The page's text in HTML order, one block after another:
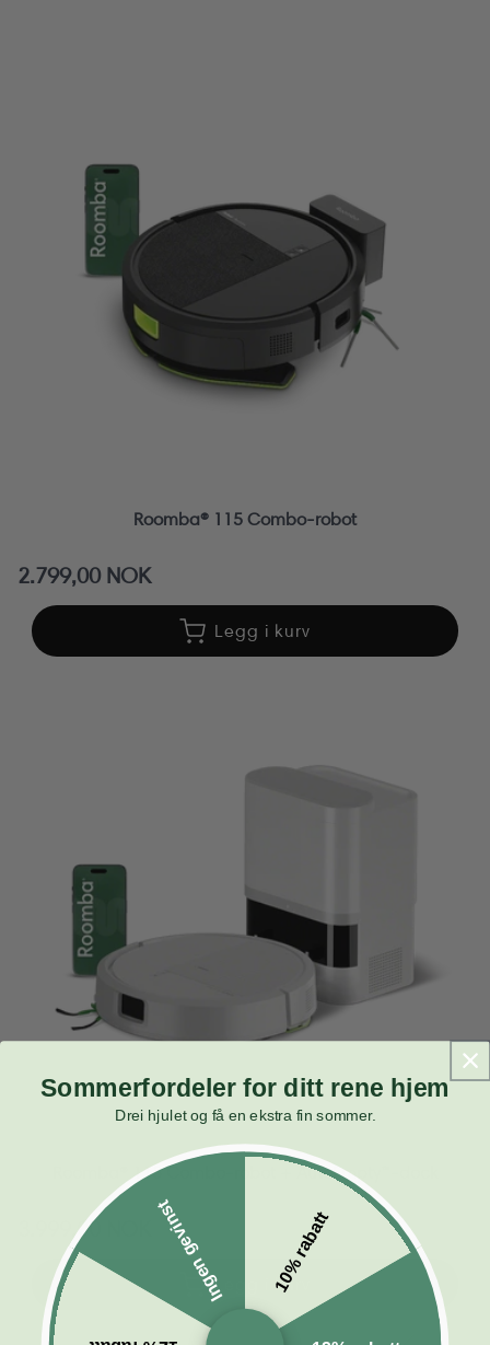
Roomba® 115 Combo-robot
Vanlig
2.799,00 NOK
Legg i kurv
Roomba® 115 Combo-robot + AutoEmpty™-dock
3.999,00 NOK
Legg i kurv
Sommerfordeler for ditt rene hjem
Drei hjulet og få en ekstra fin sommer.
10% rabatt
Ingen gevinst